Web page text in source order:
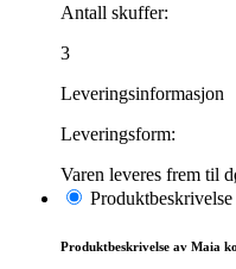
Antall skuffer:
3
Leveringsinformasjon
Leveringsform:
Varen leveres frem til
Produktbeskrivelse
Produktbeskrivelse av Maia